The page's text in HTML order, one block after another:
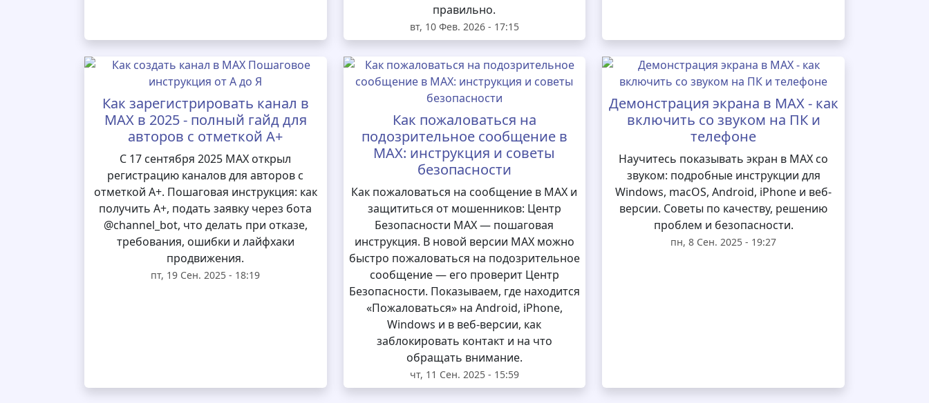
правильно.
вт, 10 Фев. 2026 - 17:15
Как зарегистрировать канал в
MAX в 2025 - полный гайд для
авторов с отметкой А+
С 17 сентября 2025 MAX открыл
регистрацию каналов для авторов с
отметкой А+. Пошаговая инструкция: как
получить А+, подать заявку через бота
@channel_bot, что делать при отказе,
требования, ошибки и лайфхаки
продвижения.
пт, 19 Сен. 2025 - 18:19
Как пожаловаться на
подозрительное сообщение в
MAX: инструкция и советы
безопасности
Как пожаловаться на сообщение в MAX и
защититься от мошенников: Центр
Безопасности MAX — пошаговая
инструкция. В новой версии MAX можно
быстро пожаловаться на подозрительное
сообщение — его проверит Центр
Безопасности. Показываем, где находится
«Пожаловаться» на Android, iPhone,
Windows и в веб-версии, как
заблокировать контакт и на что
обращать внимание.
чт, 11 Сен. 2025 - 15:59
Демонстрация экрана в MAX - как
включить со звуком на ПК и
телефоне
Научитесь показывать экран в MAX со
звуком: подробные инструкции для
Windows, macOS, Android, iPhone и веб-
версии. Советы по качеству, решению
проблем и безопасности.
пн, 8 Сен. 2025 - 19:27